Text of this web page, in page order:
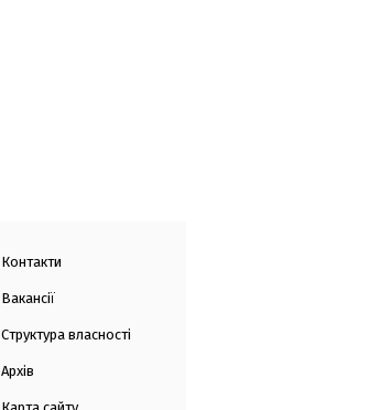
Контакти
Вакансії
Структура власності
Архів